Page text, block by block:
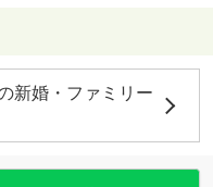
新婚・ファミリー